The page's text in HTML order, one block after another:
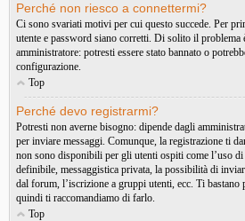
Perché non riesco a connettermi?
Ci sono svariati motivi per cui questo succede. Per
utente e password siano corretti. Di solito il problema
amministratore: potresti essere stato bannato o
configurazione.
Top
Perché devo registrarmi?
Potresti non averne bisogno: dipende dagli
per inviare messaggi. Comunque, la registrazione ti
non sono disponibili per gli utenti ospiti come l’uso di
definibile, messaggistica privata, la possibilità di
dal forum, l’iscrizione a gruppi utenti, ecc. Ti bastano
quindi ti raccomandiamo di farlo.
Top